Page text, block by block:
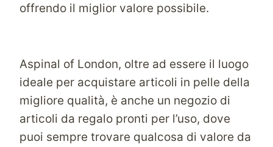
offrendo il miglior valore possibile.
Aspinal of London, oltre ad essere il luogo
ideale per acquistare articoli in pelle della
migliore qualità, è anche un negozio di
articoli da regalo pronti per l’uso, dove
puoi sempre trovare qualcosa di valore da